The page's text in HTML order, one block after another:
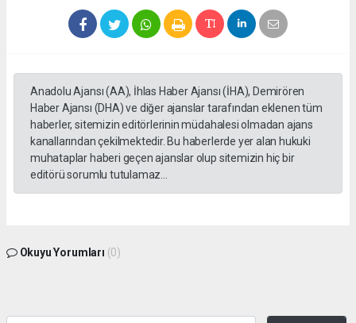
Anadolu Ajansı (AA), İhlas Haber Ajansı (İHA), Demirören
Haber Ajansı (DHA) ve diğer ajanslar tarafından eklenen tüm
haberler, sitemizin editörlerinin müdahalesi olmadan ajans
kanallarından çekilmektedir. Bu haberlerde yer alan hukuki
muhataplar haberi geçen ajanslar olup sitemizin hiç bir
editörü sorumlu tutulamaz...
Okuyu Yorumları (0)